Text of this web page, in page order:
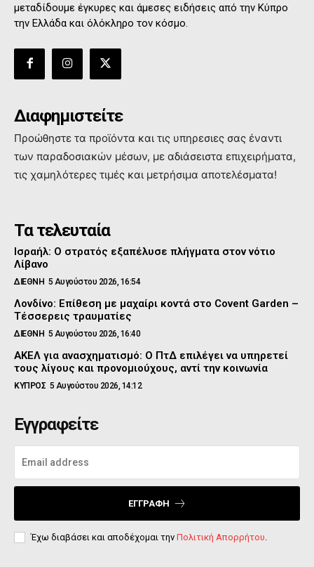
μεταδίδουμε έγκυρες και άμεσες ειδήσεις από την Κύπρο
την Ελλάδα και όλόκληρο τον κόσμο.
Διαφημιστείτε
Προώθηστε τα προϊόντα και τις υπηρεσιες σας έναντι
των παραδοσιακών μέσων, με αδιάσειστα επιχειρήματα,
τις χαμηλότερες τιμές και μετρήσιμα αποτελέσματα!
Τα τελευταία
Ισραήλ: Ο στρατός εξαπέλυσε πλήγματα στον νότιο
Λίβανο
ΔΙΕΘΝΗ 5 Αυγούστου 2026, 16:54
Λονδίνο: Επίθεση με μαχαίρι κοντά στο Covent Garden –
Τέσσερεις τραυματίες
ΔΙΕΘΝΗ 5 Αυγούστου 2026, 16:40
ΑΚΕΛ για ανασχηματισμό: Ο ΠτΔ επιλέγει να υπηρετεί
τους λίγους και προνομιούχους, αντί την κοινωνία
ΚΥΠΡΟΣ 5 Αυγούστου 2026, 14:12
Εγγραφείτε
ΕΓΓΡΑΦΉ
Έχω διαβάσει και αποδέχομαι την Πολιτική Απορρήτου